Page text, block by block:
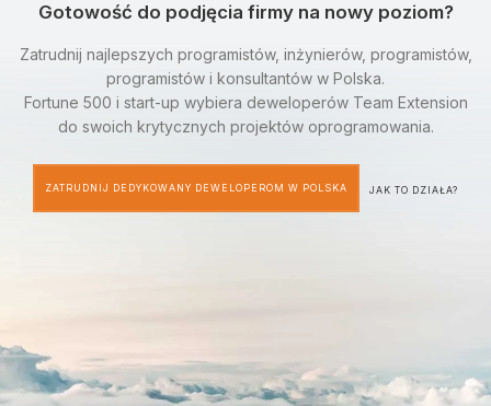
Gotowość do podjęcia firmy na nowy poziom?
Zatrudnij najlepszych programistów, inżynierów, programistów,
programistów i konsultantów w Polska.
Fortune 500 i start-up wybiera deweloperów Team Extension
do swoich krytycznych projektów oprogramowania.
ZATRUDNIJ DEDYKOWANY DEWELOPEROM W POLSKA JAK TO DZIAŁA?